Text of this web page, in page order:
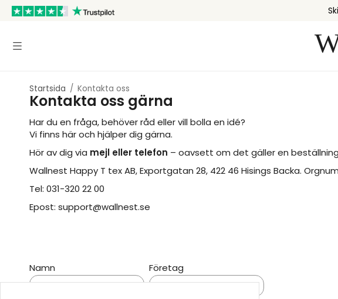
Startsida / Kontakta oss
Kontakta oss gärna
Har du en fråga, behöver råd eller vill bolla en idé?
Vi finns här och hjälper dig gärna.
Hör av dig via mejl eller telefon – oavsett om det gäller en
Wallnest Happy T tex AB, Exportgatan 28, 422 46 Hisings Backa.
Tel: 031-320 22 00
Epost: support@wallnest.se
Namn Företag